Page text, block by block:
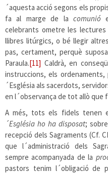
´aquesta acció segons els
fa al marge de la comunió
celebrants ometre les
llibres litúrgics, o bé llegir
pas, certament, perquè
Paraula.[11] Caldrà, en
instruccions, els
´Església als sacerdots,
en l´observança de tot allò que
A més, tots els fidels tenen
´Església ho ha disposat;
recepció dels Sagraments (Cf.
que l´administració dels
sempre acompanyada de la
pastors tenim l´obligació de